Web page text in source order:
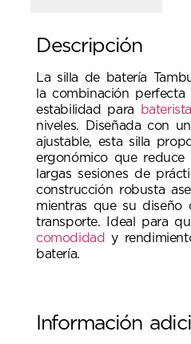
Descripción
La silla de batería
la combinación
estabilidad para
niveles. Diseñada con
ajustable, esta silla
ergonómico que
largas sesiones de
construcción robusta
mientras que su diseño
transporte. Ideal para
comodidad
y
batería.
Información